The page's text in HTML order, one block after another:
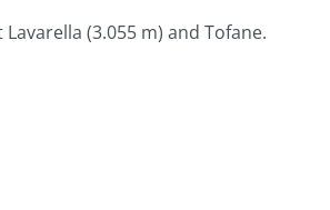
(3.055 m) and Tofane.